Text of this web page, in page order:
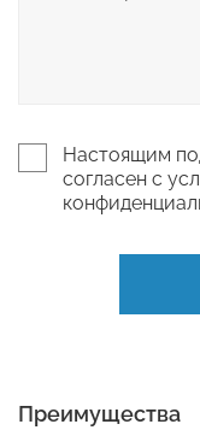
Настоящим
согласен с
Преимущества